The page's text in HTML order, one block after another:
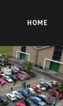
HOME